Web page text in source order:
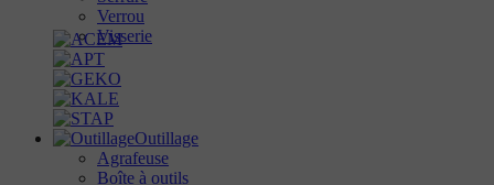
Verrou
Visserie
Outillage
Agrafeuse
Boîte à outils